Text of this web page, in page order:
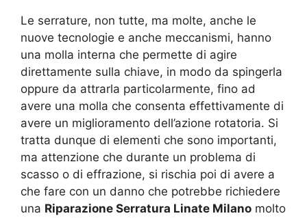
Le serrature, non tutte, ma molte, anche le
nuove tecnologie e anche meccanismi, hanno
una molla interna che permette di agire
direttamente sulla chiave, in modo da spingerla
oppure da attrarla particolarmente, fino ad
avere una molla che consenta effettivamente di
avere un miglioramento dell’azione rotatoria. Si
tratta dunque di elementi che sono importanti,
ma attenzione che durante un problema di
scasso o di effrazione, si rischia poi di avere a
che fare con un danno che potrebbe richiedere
una Riparazione Serratura Linate Milano molto